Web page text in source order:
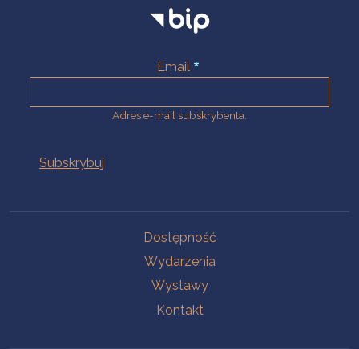
Email
Adres e-mail subskrybenta.
Dostępność
Wydarzenia
Wystawy
Kontakt